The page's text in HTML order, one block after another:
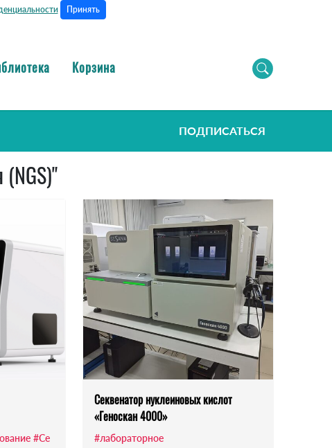
Принять
Корзина
ПОДПИСАТЬСЯ
#Се
Секвенатор нуклеиновых кислот
«Геноскан 4000»
#лабораторное